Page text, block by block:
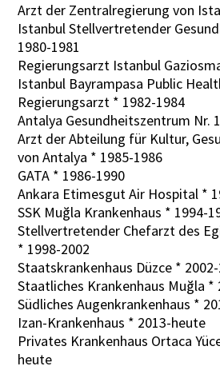
Arzt der Zentralregierung von
Istanbul Stellvertretender
1980-1981
Regierungsarzt Istanbul
Istanbul Bayrampasa Public
Regierungsarzt * 1982-1984
Antalya Gesundheitszentrum Nr.
Arzt der Abteilung für Kultur,
von Antalya * 1985-1986
GATA * 1986-1990
Ankara Etimesgut Air Hospital *
SSK Muğla Krankenhaus * 1994-
Stellvertretender Chefarzt des
* 1998-2002
Staatskrankenhaus Düzce *
Staatliches Krankenhaus Muğla *
Südliches Augenkrankenhaus *
Izan-Krankenhaus * 2013-heute
Privates Krankenhaus Ortaca
heute